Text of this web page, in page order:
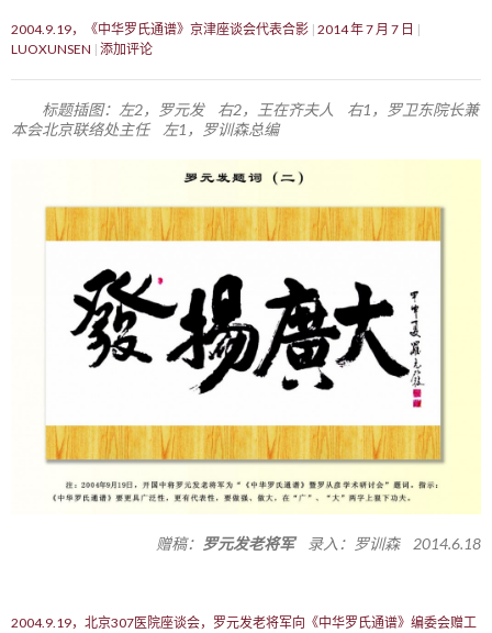
2004.9.19，《中华罗氏通谱》京津座谈会代表合影 2014 年 7 月 7 日
LUOXUNSEN 添加评论
标题插图：左2，罗元发 右2，王在齐夫人 右1，罗卫东院长兼
本会北京联络处主任 左1，罗训森总编
赠稿： 罗元发老将军录入：罗训森 2014.6.18
2004.9.19，北京307医院座谈会，罗元发老将军向《中华罗氏通谱》编委会赠工